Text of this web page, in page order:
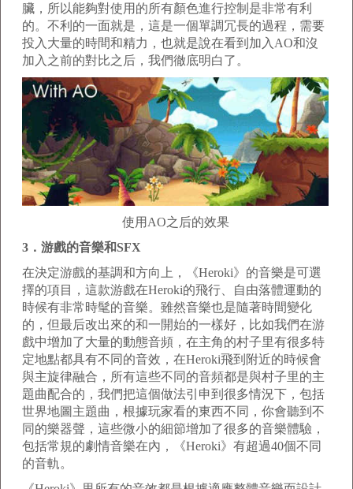
臟，所以能夠對使用的所有顏色進行控制是非常有利
的。不利的一面就是，這是一個單調冗長的過程，需要
投入大量的時間和精力，也就是說在看到加入AO和沒
加入之前的對比之后，我們徹底明白了。
使用AO之后的效果
3．游戲的音樂和SFX
在決定游戲的基調和方向上，《Heroki》的音樂是可選
擇的項目，這款游戲在Heroki的飛行、自由落體運動的
時候有非常時髦的音樂。雖然音樂也是隨著時間變化
的，但最后改出來的和一開始的一樣好，比如我們在游
戲中增加了大量的動態音頻，在主角的村子里有很多特
定地點都具有不同的音效，在Heroki飛到附近的時候會
與主旋律融合，所有這些不同的音頻都是與村子里的主
題曲配合的，我們把這個做法引申到很多情況下，包括
世界地圖主題曲，根據玩家看的東西不同，你會聽到不
同的樂器聲，這些微小的細節增加了很多的音樂體驗，
包括常規的劇情音樂在內，《Heroki》有超過40個不同
的音軌。